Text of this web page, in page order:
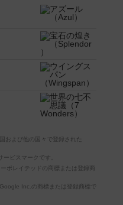
および他の国々で登録された
ビスマークです。
ポレイテッドの商標または登録商
Inc.の商標または登録商標で